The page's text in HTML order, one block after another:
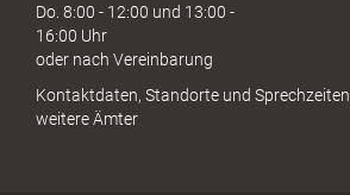
Do. 8:00 - 12:00 und 13:00 -
16:00 Uhr
oder nach Vereinbarung
Kontaktdaten, Standorte und Sprechzeiten
weitere Ämter